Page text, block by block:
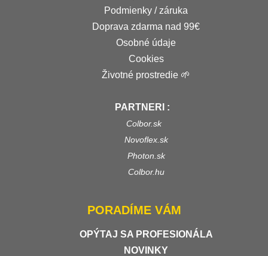
Podmienky / záruka
Doprava zdarma nad 99€
Osobné údaje
Cookies
Životné prostredie 🌱
PARTNERI :
Colbor.sk
Novoflex.sk
Photon.sk
Colbor.hu
PORADÍME VÁM
OPÝTAJ SA PROFESIONÁLA
NOVINKY